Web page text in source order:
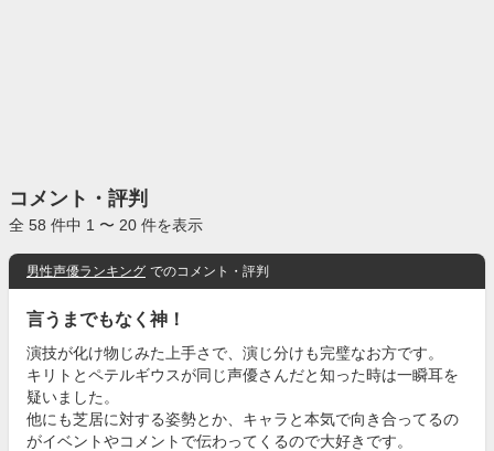
コメント・評判
全 58 件中 1 〜 20 件を表示
男性声優ランキング でのコメント・評判
言うまでもなく神！
演技が化け物じみた上手さで、演じ分けも完璧なお方です。
キリトとペテルギウスが同じ声優さんだと知った時は一瞬耳を
疑いました。
他にも芝居に対する姿勢とか、キャラと本気で向き合ってるの
がイベントやコメントで伝わってくるので大好きです。